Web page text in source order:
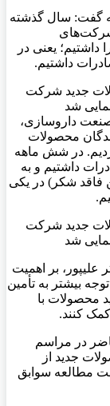
گفت: سال گذشته
شرکت‌های
داشتیم؛ یعنی در
داروسازی،
محصولات
در شش ماهه
دلار صادرات داشتیم و به
فاقد شکر) در یکی
بر اهمیت
بیشتر به تأمین
محصولات با
کنند.
در مراسم
جدید از
مطالعه سوابق